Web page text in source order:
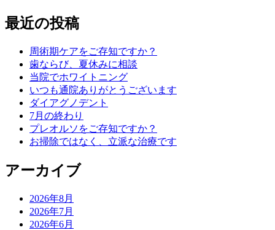
最近の投稿
周術期ケアをご存知ですか？
歯ならび、夏休みに相談
当院でホワイトニング
いつも通院ありがとうございます
ダイアグノデント
7月の終わり
プレオルソをご存知ですか？
お掃除ではなく、立派な治療です
アーカイブ
2026年8月
2026年7月
2026年6月